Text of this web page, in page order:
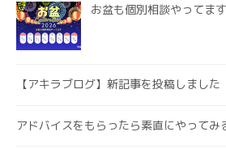
お盆も個別相談やってます
【アキラブログ】新記事を投稿しました
アドバイスをもらったら素直にやってみ